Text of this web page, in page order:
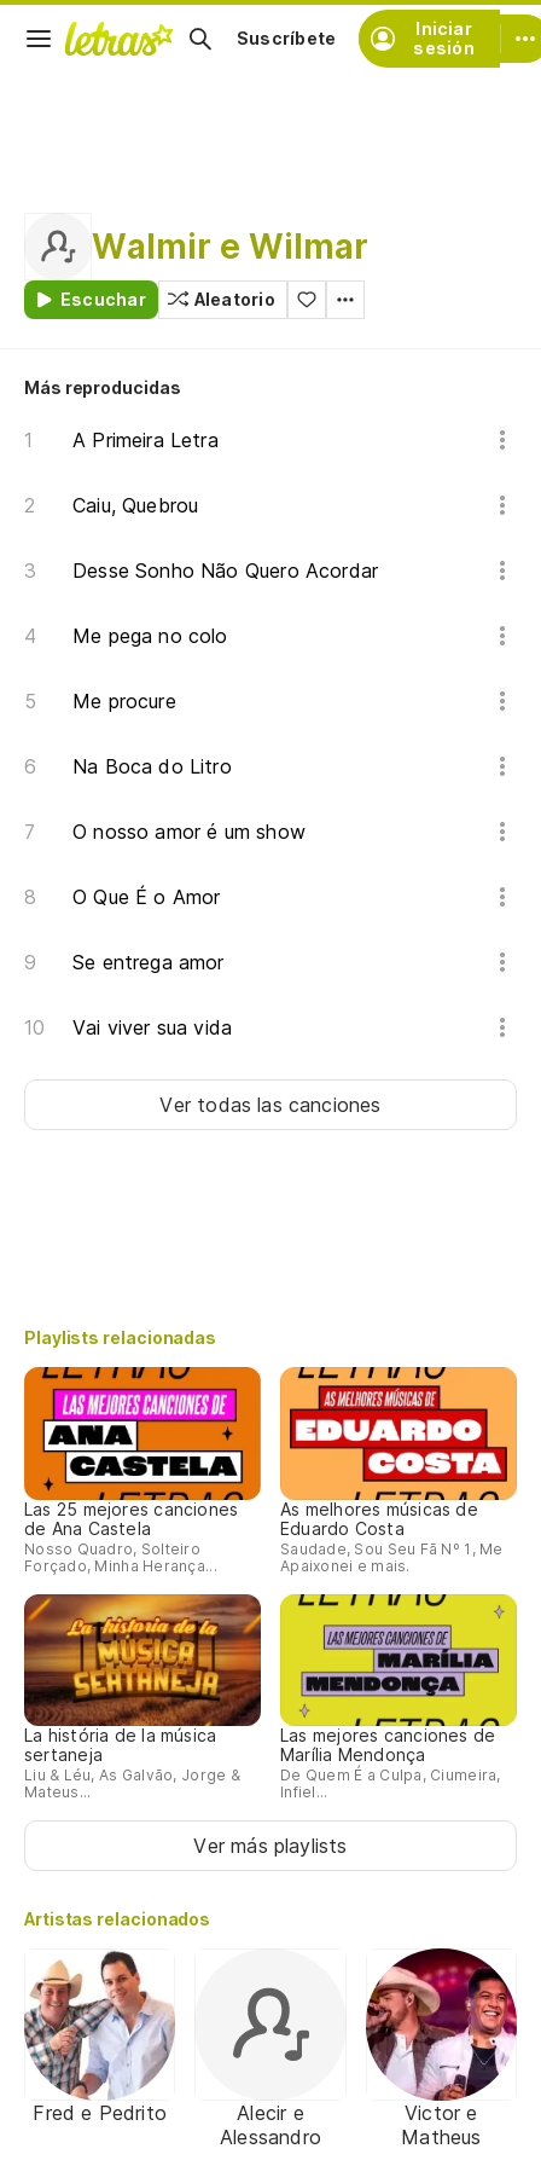
Iniciar
sesión
Suscríbete
Walmir e Wilmar
Escuchar Aleatorio
Más reproducidas
A Primeira Letra
Caiu, Quebrou
Desse Sonho Não Quero Acordar
Me pega no colo
Me procure
Na Boca do Litro
O nosso amor é um show
O Que É o Amor
Se entrega amor
Vai viver sua vida
Ver todas las canciones
Playlists relacionadas
Las 25 mejores canciones
de Ana Castela
Nosso Quadro, Solteiro
Forçado, Minha Herança...
As melhores músicas de
Eduardo Costa
Saudade, Sou Seu Fã Nº 1, Me
Apaixonei e mais.
La história de la música
sertaneja
Liu & Léu, As Galvão, Jorge &
Mateus...
Las mejores canciones de
Marília Mendonça
De Quem É a Culpa, Ciumeira,
Infiel...
Ver más playlists
Artistas relacionados
Fred e Pedrito
Alecir e
Alessandro
Victor e
Matheus